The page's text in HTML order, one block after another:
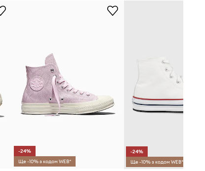
-24%
Ще -10% з кодом WEB*
-24%
Ще -10% з кодом WEB*